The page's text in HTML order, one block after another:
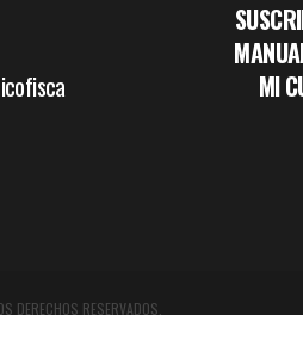
MI
RESERVADOS.